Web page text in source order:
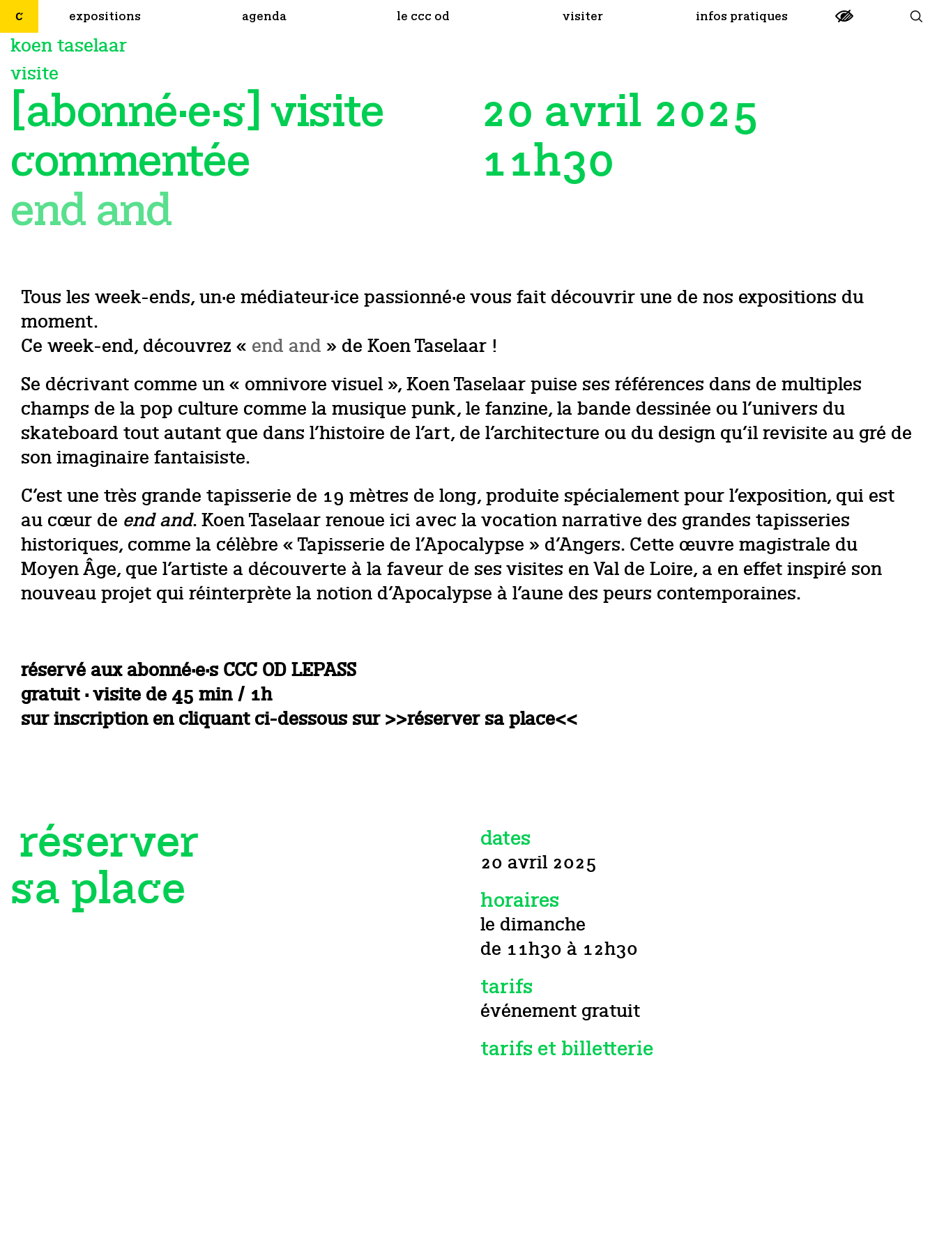
expositions agenda le ccc od visiter infos pratiques
koen taselaar
visite
[abonné·e·s] visite
commentée
end and
20 avril 2025
11h30
Tous les week-ends, un·e médiateur·ice passionné·e vous fait découvrir une de nos expositions du
moment.
Ce week-end, découvrez « end and » de Koen Taselaar !
Se décrivant comme un « omnivore visuel », Koen Taselaar puise ses références dans de multiples
champs de la pop culture comme la musique punk, le fanzine, la bande dessinée ou l’univers du
skateboard tout autant que dans l’histoire de l’art, de l’architecture ou du design qu’il revisite au gré de
son imaginaire fantaisiste.
C’est une très grande tapisserie de 19 mètres de long, produite spécialement pour l’exposition, qui est
au cœur de end and. Koen Taselaar renoue ici avec la vocation narrative des grandes tapisseries
historiques, comme la célèbre « Tapisserie de l’Apocalypse » d’Angers. Cette œuvre magistrale du
Moyen Âge, que l’artiste a découverte à la faveur de ses visites en Val de Loire, a en effet inspiré son
nouveau projet qui réinterprète la notion d’Apocalypse à l’aune des peurs contemporaines.
réservé aux abonné·e·s CCC OD LEPASS
gratuit · visite de 45 min / 1h
sur inscription en cliquant ci-dessous sur >>réserver sa place<<
réserver
sa place
dates
20 avril 2025
horaires
le dimanche
de 11h30 à 12h30
tarifs
événement gratuit
tarifs et billetterie